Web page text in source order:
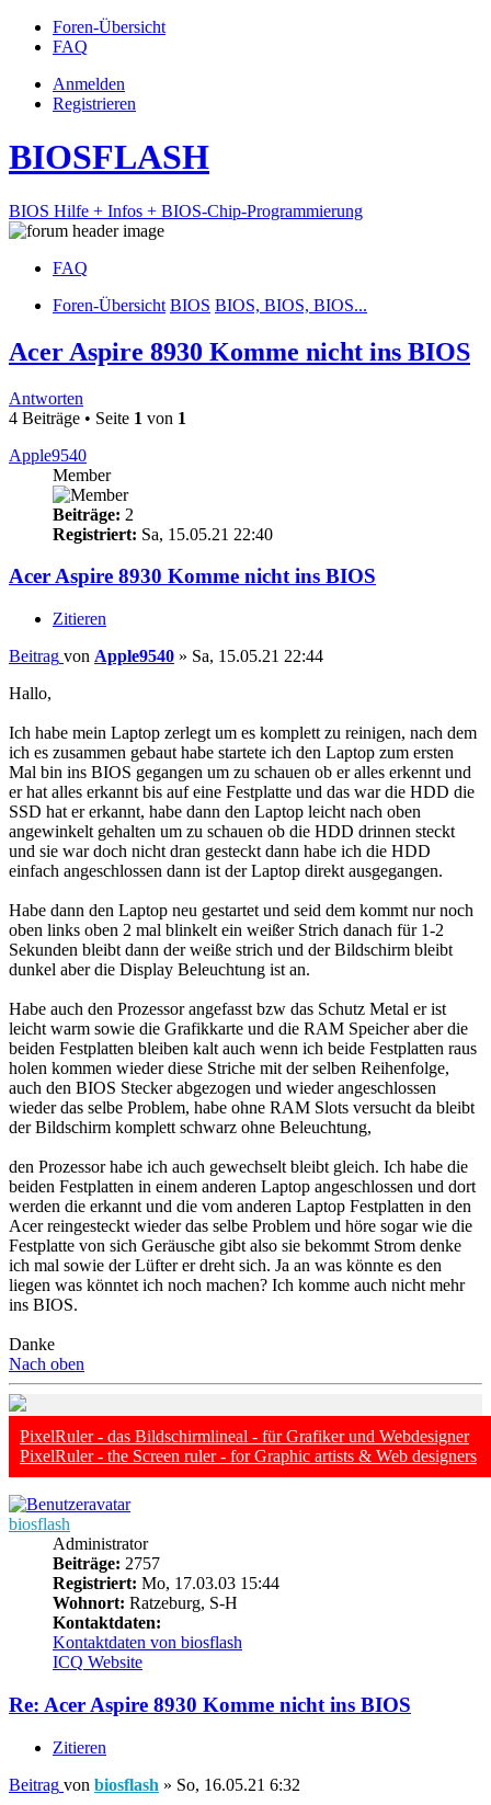
Foren-Übersicht
FAQ
Anmelden
Registrieren
BIOSFLASH
BIOS Hilfe + Infos + BIOS-Chip-Programmierung
FAQ
Foren-Übersicht BIOS BIOS, BIOS, BIOS...
Acer Aspire 8930 Komme nicht ins BIOS
Antworten
4 Beiträge • Seite 1 von 1
Apple9540
Member
Beiträge: 2
Registriert: Sa, 15.05.21 22:40
Acer Aspire 8930 Komme nicht ins BIOS
Zitieren
Beitrag von Apple9540 » Sa, 15.05.21 22:44
Hallo,
Ich habe mein Laptop zerlegt um es komplett zu reinigen, nach dem
ich es zusammen gebaut habe startete ich den Laptop zum ersten
Mal bin ins BIOS gegangen um zu schauen ob er alles erkennt und
er hat alles erkannt bis auf eine Festplatte und das war die HDD die
SSD hat er erkannt, habe dann den Laptop leicht nach oben
angewinkelt gehalten um zu schauen ob die HDD drinnen steckt
und sie war doch nicht dran gesteckt dann habe ich die HDD
einfach angeschlossen dann ist der Laptop direkt ausgegangen.
Habe dann den Laptop neu gestartet und seid dem kommt nur noch
oben links oben 2 mal blinkelt ein weißer Strich danach für 1-2
Sekunden bleibt dann der weiße strich und der Bildschirm bleibt
dunkel aber die Display Beleuchtung ist an.
Habe auch den Prozessor angefasst bzw das Schutz Metal er ist
leicht warm sowie die Grafikkarte und die RAM Speicher aber die
beiden Festplatten bleiben kalt auch wenn ich beide Festplatten raus
holen kommen wieder diese Striche mit der selben Reihenfolge,
auch den BIOS Stecker abgezogen und wieder angeschlossen
wieder das selbe Problem, habe ohne RAM Slots versucht da bleibt
der Bildschirm komplett schwarz ohne Beleuchtung,
den Prozessor habe ich auch gewechselt bleibt gleich. Ich habe die
beiden Festplatten in einem anderen Laptop angeschlossen und dort
werden die erkannt und die vom anderen Laptop Festplatten in den
Acer reingesteckt wieder das selbe Problem und höre sogar wie die
Festplatte von sich Geräusche gibt also sie bekommt Strom denke
ich mal sowie der Lüfter er dreht sich. Ja an was könnte es den
liegen was könntet ich noch machen? Ich komme auch nicht mehr
ins BIOS.
Danke
Nach oben
PixelRuler - das Bildschirmlineal - für Grafiker und Webdesigner
PixelRuler - the Screen ruler - for Graphic artists & Web designers
biosflash
Administrator
Beiträge: 2757
Registriert: Mo, 17.03.03 15:44
Wohnort: Ratzeburg, S-H
Kontaktdaten:
Kontaktdaten von biosflash
ICQ Website
Re: Acer Aspire 8930 Komme nicht ins BIOS
Zitieren
Beitrag von biosflash » So, 16.05.21 6:32